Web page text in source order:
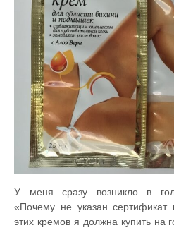
У меня сразу возникло в
«Почему не указан
этих кремов я должна купить на